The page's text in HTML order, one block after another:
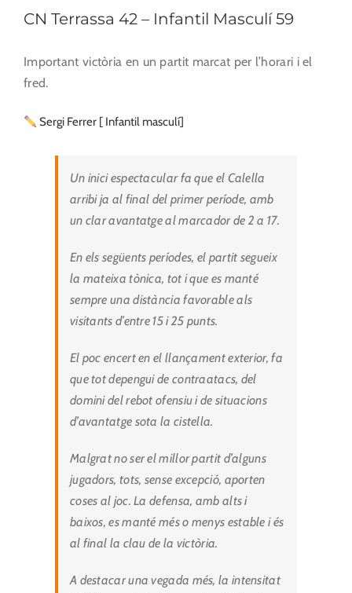
CN Terrassa 42 – Infantil Masculí 59
Important victòria en un partit marcat per l’horari i el
fred.
Sergi Ferrer [ Infantil masculí]
Un inici espectacular fa que el Calella
arribi ja al final del primer període, amb
un clar avantatge al marcador de 2 a 17.
En els següents períodes, el partit segueix
la mateixa tònica, tot i que es manté
sempre una distància favorable als
visitants d’entre 15 i 25 punts.
El poc encert en el llançament exterior, fa
que tot depengui de contraatacs, del
domini del rebot ofensiu i de situacions
d’avantatge sota la cistella.
Malgrat no ser el millor partit d’alguns
jugadors, tots, sense excepció, aporten
coses al joc. La defensa, amb alts i
baixos, es manté més o menys estable i és
al final la clau de la victòria.
A destacar una vegada més, la intensitat